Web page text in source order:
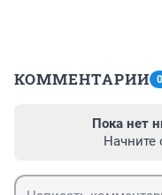
КОММЕНТАРИИ 0
Пока нет
Начните